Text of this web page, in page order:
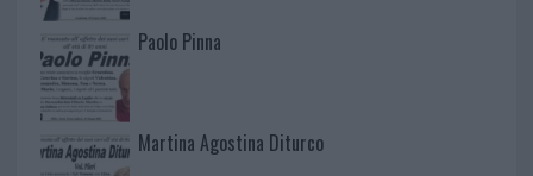
Paolo Pinna
Martina Agostina Diturco